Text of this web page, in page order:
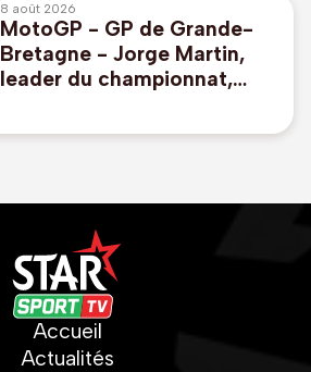
8 août 2026
MotoGP - GP de Grande-
Bretagne - Jorge Martin,
leader du championnat,
Accueil
Actualités